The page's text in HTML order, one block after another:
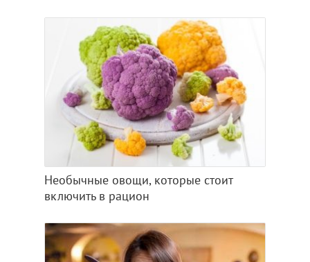
Необычные овощи, которые стоит
включить в рацион